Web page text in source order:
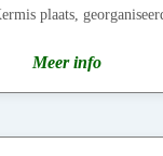
plaats,
Meer info